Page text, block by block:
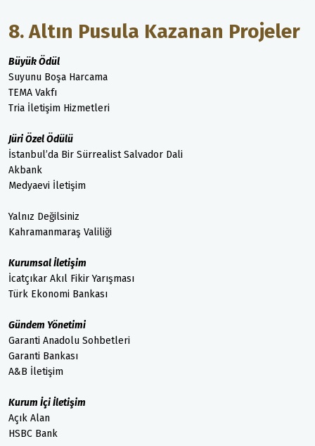
8. Altın Pusula Kazanan Projeler
Büyük Ödül
Suyunu Boşa Harcama
TEMA Vakfı
Tria İletişim Hizmetleri
Jüri Özel Ödülü
İstanbul’da Bir Sürrealist Salvador Dali
Akbank
Medyaevi İletişim
Yalnız Değilsiniz
Kahramanmaraş Valiliği
Kurumsal İletişim
İcatçıkar Akıl Fikir Yarışması
Türk Ekonomi Bankası
Gündem Yönetimi
Garanti Anadolu Sohbetleri
Garanti Bankası
A&B İletişim
Kurum İçi İletişim
Açık Alan
HSBC Bank